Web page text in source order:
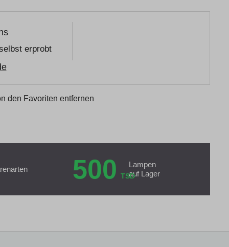
erprobt
den Favoriten entfernen
500 TSD
Lampen
auf Lager